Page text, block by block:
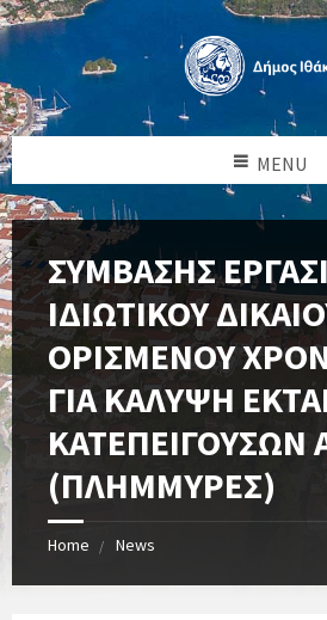
MENU
ΣΥΜΒΑΣΗΣ
ΙΔΙΩΤΙΚΟΥ
ΟΡΙΣΜΕΝΟΥ
ΓΙΑ ΚΑΛΥΨΗ
ΚΑΤΕΠΕΙΓΟΥΣΩΝ
(ΠΛΗΜΜΥΡΕΣ)
Home News